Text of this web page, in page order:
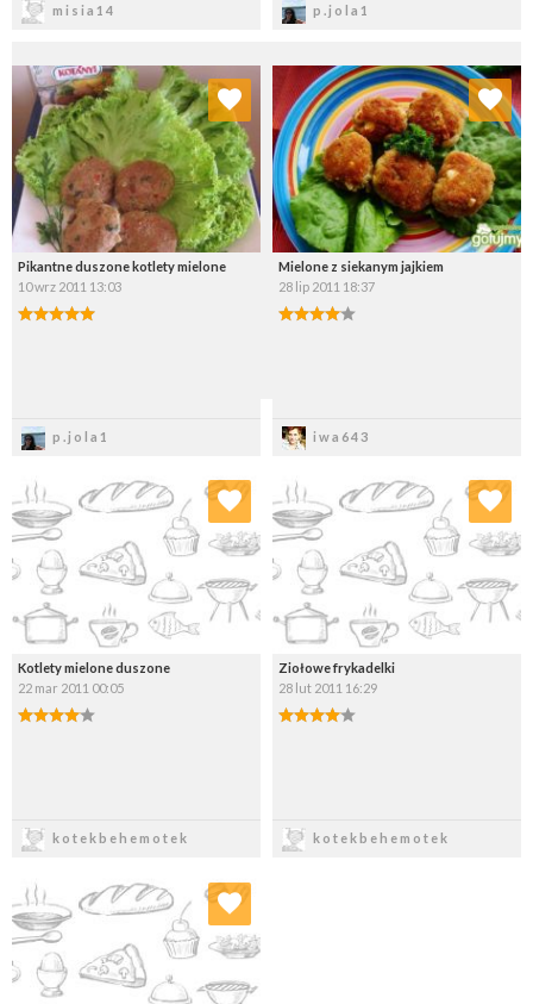
misia14 p.jola1
Pikantne duszone kotlety mielone
10 wrz 2011 13:03
p.jola1
Dodaj do ulubionych
Wybierz listę:
Mielone z siekanym jajkiem
28 lip 2011 18:37
iwa643
Dodaj do ulubionych
Wybierz listę:
Kotlety mielone duszone
22 mar 2011 00:05
kotekbehemotek
Dodaj do ulubionych
Wybierz listę:
Ziołowe frykadelki
28 lut 2011 16:29
kotekbehemotek
Dodaj do ulubionych
Wybierz listę:
Dodaj do ulubionych
Wybierz listę: